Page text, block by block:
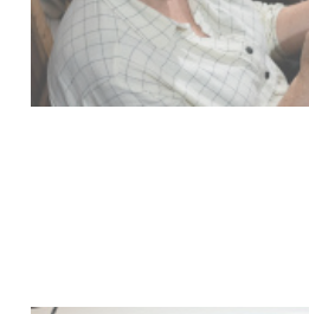
Siniestro laboral
de carne